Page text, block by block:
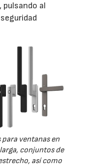
pulsando al
ventanas en
conjuntos de
así como